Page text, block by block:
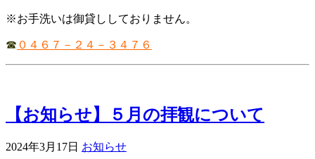
※お手洗いは御貸ししておりません。
☎ ０４６７－２４－３４７６
【お知らせ】５月の拝観について
2024年3月17日 お知らせ